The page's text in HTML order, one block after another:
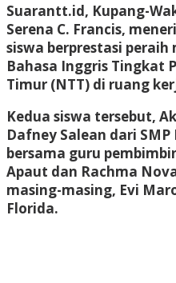
Suarantt.id, Kupang-
Serena C. Francis,
siswa berprestasi
Bahasa Inggris Tingkat
Timur (NTT) di ruang
Kedua siswa tersebut,
Dafney Salean dari
bersama guru
Apaut dan Rachma
masing-masing, Evi
Florida.